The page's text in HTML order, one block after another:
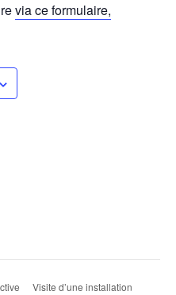
via ce formulaire,
Visite d’une installation